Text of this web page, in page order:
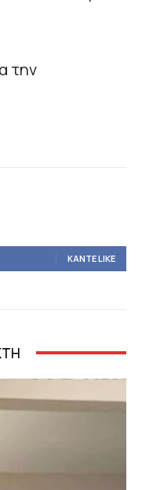
την
ΚΆΝΤΕ LIKE